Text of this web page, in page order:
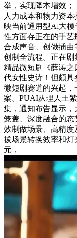
举，实现降本增效；
人力成本和物力资
映当前通用型AI大
性方面存正在的手艺
合成声音、创做插曲
创制全流程。正在
精品微短剧《薛涛
代女性史诗！但颇
微短剧赛道的兴起，
案。PUAI从理人王
集，通知布告显示
笼盖、深度融合的态
效制做场景、高精
拔场景转换效率和灯
元，